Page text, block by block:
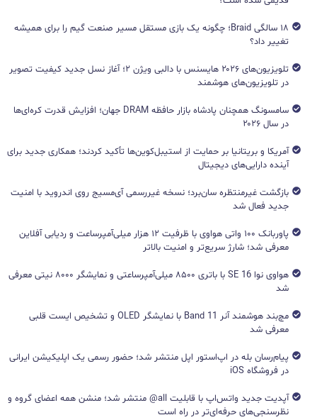
۱۸ سالگی Braid؛ چگونه یک بازی مستقل مسیر صنعت گیم را برای همیشه
تغییر داد؟
تلویزیون‌های ۲۰۲۶ هایسنس با دالبی ویژن ۲؛ آغاز نسل جدید کیفیت تصویر
در تلویزیون‌های هوشمند
سامسونگ همچنان پادشاه بازار حافظه DRAM جهان؛ افزایش قدرت کره‌ای‌ها
در سال ۲۰۲۶
آمریکا و بریتانیا بر حمایت از استیبل‌کوین‌ها تأکید کردند؛ همکاری جدید برای
آینده دارایی‌های دیجیتال
بازگشت غیرمنتظره سان‌برد؛ نسخه غیررسمی آی‌مسیج روی اندروید با امنیت
جدید فعال شد
پاوربانک ۱۰۰ واتی هواوی با ظرفیت ۱۲ هزار میلی‌آمپرساعت و ردیابی آفلاین
معرفی شد؛ شارژ سریع‌تر و امنیت بالاتر
هواوی نوا 16 SE با باتری ۸۵۰۰ میلی‌آمپرساعتی و نمایشگر ۸۰۰۰ نیتی معرفی
شد
مچ‌بند هوشمند آنر Band 11 با نمایشگر OLED و تشخیص ایست قلبی
معرفی شد
پیام‌رسان بله در اپ‌استور اپل منتشر شد؛ حضور رسمی یک اپلیکیشن ایرانی
در فروشگاه iOS
آپدیت جدید واتس‌اپ با قابلیت all@ منتشر شد؛ منشن همه اعضای گروه و
نظرسنجی‌های حرفه‌ای‌تر در راه است